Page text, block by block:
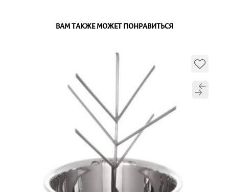
ВАМ ТАКЖЕ МОЖЕТ ПОНРАВИТЬСЯ